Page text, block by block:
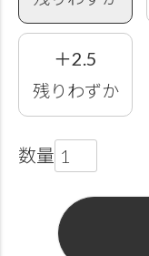
＋2.5
残りわずか